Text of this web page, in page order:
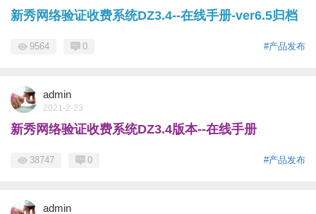
新秀网络验证收费系统DZ3.4--在线手册-ver6.5归档
#产品发布
9564 0
admin
2021-2-23
新秀网络验证收费系统DZ3.4版本--在线手册
#产品发布
38747 0
admin